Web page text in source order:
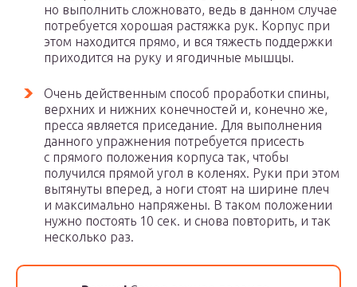
но выполнить сложновато, ведь в данном случае
потребуется хорошая растяжка рук. Корпус при
этом находится прямо, и вся тяжесть поддержки
приходится на руку и ягодичные мышцы.
Очень действенным способ проработки спины,
верхних и нижних конечностей и, конечно же,
пресса является приседание. Для выполнения
данного упражнения потребуется присесть
с прямого положения корпуса так, чтобы
получился прямой угол в коленях. Руки при этом
вытянуты вперед, а ноги стоят на ширине плеч
и максимально напряжены. В таком положении
нужно постоять 10 сек. и снова повторить, и так
несколько раз.